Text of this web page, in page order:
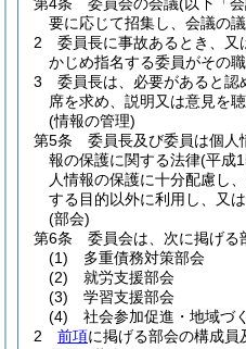
要に応じて招集し、会議の議
2
委員長に事故あるとき、又
かじめ指名する委員がその職
3
委員長は、必要があると認
席を求め、説明又は意見を
(情報の管理)
第5条
委員長及び委員は個人
報の保護に関する法律(平成
人情報の保護に十分配慮し
する目的以外に利用し、又
(部会)
第6条
委員会は、次に掲げる
(1)
多重債務対策部会
(2)
就労支援部会
(3)
学習支援部会
(4)
社会参加促進・地域づ
2
前項に掲げる部会の構成